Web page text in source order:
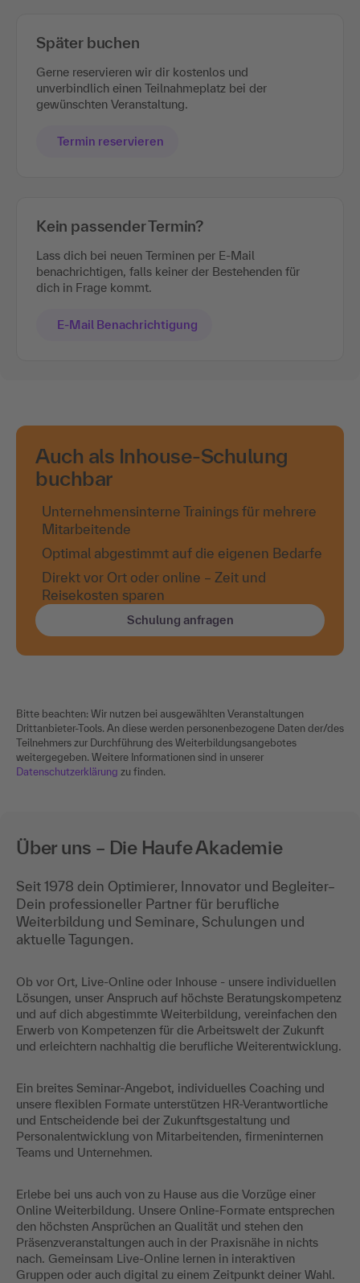
Später buchen
Gerne reservieren wir dir kostenlos und
unverbindlich einen Teilnahmeplatz bei der
gewünschten Veranstaltung.
Termin reservieren
Kein passender Termin?
Lass dich bei neuen Terminen per E-Mail
benachrichtigen, falls keiner der Bestehenden für
dich in Frage kommt.
E-Mail Benachrichtigung
Auch als Inhouse-Schulung
buchbar
Unternehmensinterne Trainings für mehrere
Mitarbeitende
Optimal abgestimmt auf die eigenen Bedarfe
Direkt vor Ort oder online – Zeit und
Reisekosten sparen
Schulung anfragen
Bitte beachten: Wir nutzen bei ausgewählten Veranstaltungen
Drittanbieter-Tools. An diese werden personenbezogene Daten der/des
Teilnehmers zur Durchführung des Weiterbildungsangebotes
weitergegeben. Weitere Informationen sind in unserer
Datenschutzerklärung zu finden.
Über uns – Die Haufe Akademie
Seit 1978 dein Optimierer, Innovator und Begleiter–
Dein professioneller Partner für berufliche
Weiterbildung und Seminare, Schulungen und
aktuelle Tagungen.
Ob vor Ort, Live-Online oder Inhouse - unsere individuellen
Lösungen, unser Anspruch auf höchste Beratungskompetenz
und auf dich abgestimmte Weiterbildung, vereinfachen den
Erwerb von Kompetenzen für die Arbeitswelt der Zukunft
und erleichtern nachhaltig die berufliche Weiterentwicklung.
Ein breites Seminar-Angebot, individuelles Coaching und
unsere flexiblen Formate unterstützen HR-Verantwortliche
und Entscheidende bei der Zukunftsgestaltung und
Personalentwicklung von Mitarbeitenden, firmeninternen
Teams und Unternehmen.
Erlebe bei uns auch von zu Hause aus die Vorzüge einer
Online Weiterbildung. Unsere Online-Formate entsprechen
den höchsten Ansprüchen an Qualität und stehen den
Präsenzveranstaltungen auch in der Praxisnähe in nichts
nach. Gemeinsam Live-Online lernen in interaktiven
Gruppen oder auch digital zu einem Zeitpunkt deiner Wahl.